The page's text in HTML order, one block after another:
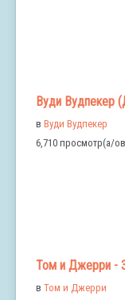
Вуди Вудпекер
в Вуди Вудпекер
6,710 просмотр(а/
Том и Джерри -
в Том и Джерри